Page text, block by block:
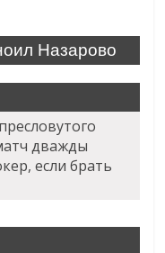
Назарово
дважды
если брать